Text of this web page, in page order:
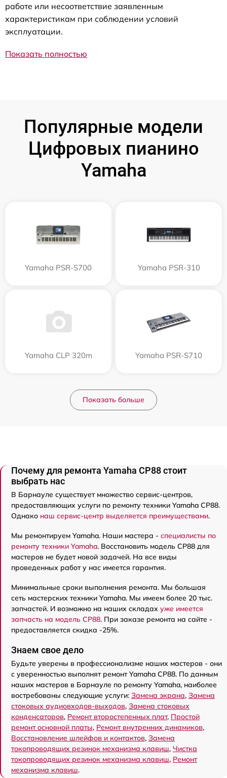
работе или несоответствие заявленным
характеристикам при соблюдении условий
эксплуатации.
Показать полностью
Популярные модели
Цифровых пианино
Yamaha
Yamaha PSR-S700 Yamaha PSR-310
Yamaha CLP 320m Yamaha PSR-S710
Показать больше
Почему для ремонта Yamaha CP88 стоит
выбрать нас
В Барнауле существует множество сервис-центров,
предоставляющих услуги по ремонту техники Yamaha CP88.
Однако наш сервис-центр выделяется преимуществами.
Мы ремонтируем Yamaha. Наши мастера - специалисты по
ремонту техники Yamaha. Восстановить модель CP88 для
мастеров не будет новой задачей. На все виды
проведенных работ у нас имеется гарантия.
Минимальные сроки выполнения ремонта. Мы большая
сеть мастерских техники Yamaha. Мы имеем более 20 тыс.
запчастей. И возможно на наших складах уже имеется
запчасть на модель CP88. При заказе ремонта на сайте -
предоставляется скидка -25%.
Знаем свое дело
Будьте уверены в профессионализме наших мастеров - они
с уверенностью выполнят ремонт Yamaha CP88. По данным
наших мастеров в Барнауле по ремонту Yamaha, наиболее
востребованы следующие услуги: Замена экрана, Замена
стоковых аудиовходов-выходов, Замена стоковых
конденсаторов, Ремонт второстепенных плат, Простой
ремонт основной платы, Ремонт внутренних динамиков,
Восстановление шлейфов и контактов, Замена
токопроводящих резинок механизма клавиш, Чистка
токопроводящих резинок механизма клавиш, Ремонт
механизма клавиш.